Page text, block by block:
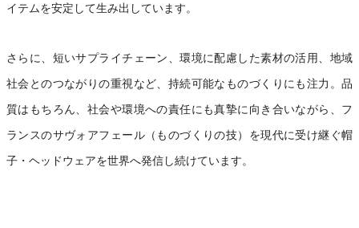
イテムを安定して生み出しています。
さらに、短いサプライチェーン、環境に配慮した素材の活用、地域
社会とのつながりの重視など、持続可能なものづくりにも注力。品
質はもちろん、社会や環境への責任にも真摯に向き合いながら、フ
ランスのサヴォアフェール（ものづくりの技）を現代に受け継ぐ帽
子・ヘッドウェアを世界へ発信し続けています。